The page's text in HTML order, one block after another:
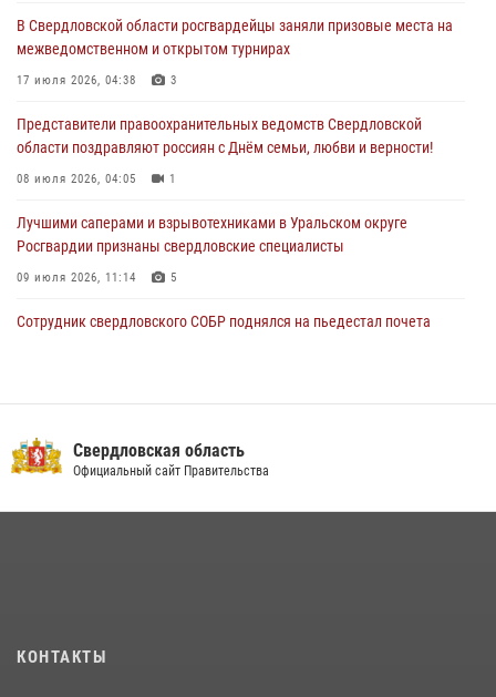
Свердловские росгвардейцы завоевали медали на окружном
чемпионате по комплексному единоборству
В Свердловской области росгвардейцы заняли призовые места на
межведомственном и открытом турнирах
17 июля 2026, 04:38 3
Представители правоохранительных ведомств Свердловской
области поздравляют россиян с Днём семьи, любви и верности!
08 июля 2026, 04:05 1
Лучшими саперами и взрывотехниками в Уральском округе
Росгвардии признаны свердловские специалисты
09 июля 2026, 11:14 5
Сотрудник свердловского СОБР поднялся на пьедестал почета
Свердловской области по комплексному единоборству
07 июля 2026, 10:39 3
16 июля 2026, 13:07
Свердловская область
Официальный сайт Правительства
КОНТАКТЫ